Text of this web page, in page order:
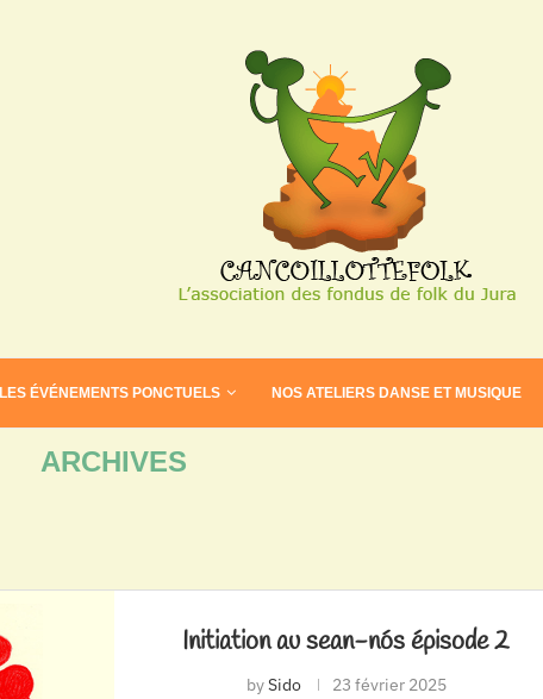
LES ÉVÉNEMENTS PONCTUELS NOS ATELIERS DANSE ET MUSIQUE
ARCHIVES
Initiation au sean-nós épisode 2
bySido 23 février 2025